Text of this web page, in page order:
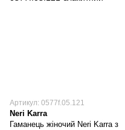
Артикул: 0577f.05.121
Neri Karra
Гаманець жіночий Neri Karra з